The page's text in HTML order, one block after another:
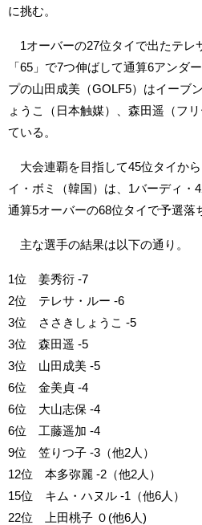
に挑む。
1オーバーの27位タイで出たテレ
「65」で7つ伸ばして通算6アンダ
プの山田成美（GOLF5）はイーブ
ょうこ（日本触媒）、森田遥（フ
ている。
大会連覇を目指して45位タイか
イ・ボミ（韓国）は、1バーディ・
通算5オーバーの68位タイで予選落
主な選手の結果は以下の通り。
1位 姜秀衍 -7
2位 テレサ・ルー -6
3位 ささきしょうこ -5
3位 森田遥 -5
3位 山田成美 -5
6位 金美貞 -4
6位 大山志保 -4
6位 工藤遥加 -4
9位 笠りつ子 -3（他2人）
12位 本多弥麗 -2（他2人）
15位 キム・ハヌル -1（他6人）
22位 上田桃子 ０(他6人)